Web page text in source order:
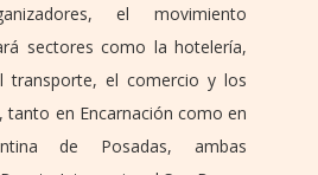
el movimiento
sectores como la hotelería,
transporte, el comercio y los
tanto en Encarnación como en
de Posadas, ambas